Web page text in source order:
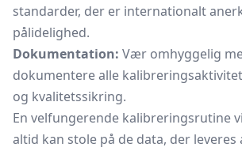
standarder, der er internationalt
pålidelighed.
Dokumentation: Vær omhyggelig
dokumentere alle
og kvalitetssikring.
En velfungerende kalibreringsrutine
altid kan stole på de data, der leveres